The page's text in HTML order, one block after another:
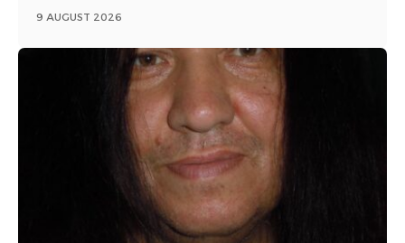
9 AUGUST 2026